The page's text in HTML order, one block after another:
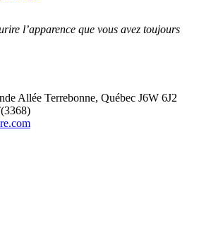
l’apparence que vous avez toujours
Allée Terrebonne, Québec J6W 6J2